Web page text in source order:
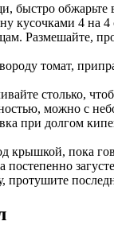
быстро обжарьте
кусочками 4 на 4
Размешайте,
томат,
столько,
можно с
при долгом
крышкой, пока
постепенно
протушите